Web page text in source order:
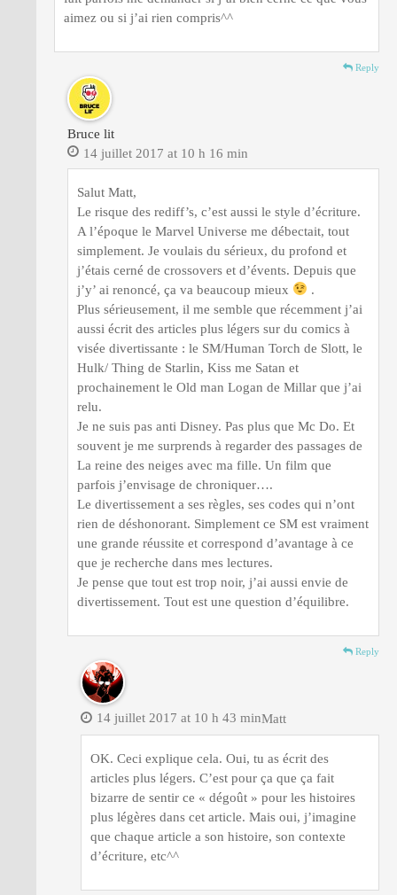
aimez ou si j’ai rien compris^^
Reply
Bruce lit
14 juillet 2017 at 10 h 16 min
Salut Matt,
Le risque des rediff’s, c’est aussi le style d’écriture.
A l’époque le Marvel Universe me débectait, tout
simplement. Je voulais du sérieux, du profond et
j’étais cerné de crossovers et d’évents. Depuis que
j’y’ ai renoncé, ça va beaucoup mieux
.
Plus sérieusement, il me semble que récemment j’ai
aussi écrit des articles plus légers sur du comics à
visée divertissante : le SM/Human Torch de Slott, le
Hulk/ Thing de Starlin, Kiss me Satan et
prochainement le Old man Logan de Millar que j’ai
relu.
Je ne suis pas anti Disney. Pas plus que Mc Do. Et
souvent je me surprends à regarder des passages de
La reine des neiges avec ma fille. Un film que
parfois j’envisage de chroniquer….
Le divertissement a ses règles, ses codes qui n’ont
rien de déshonorant. Simplement ce SM est vraiment
une grande réussite et correspond d’avantage à ce
que je recherche dans mes lectures.
Je pense que tout est trop noir, j’ai aussi envie de
divertissement. Tout est une question d’équilibre.
Reply
Matt
14 juillet 2017 at 10 h 43 min
OK. Ceci explique cela. Oui, tu as écrit des
articles plus légers. C’est pour ça que ça fait
bizarre de sentir ce « dégoût » pour les histoires
plus légères dans cet article. Mais oui, j’imagine
que chaque article a son histoire, son contexte
d’écriture, etc^^